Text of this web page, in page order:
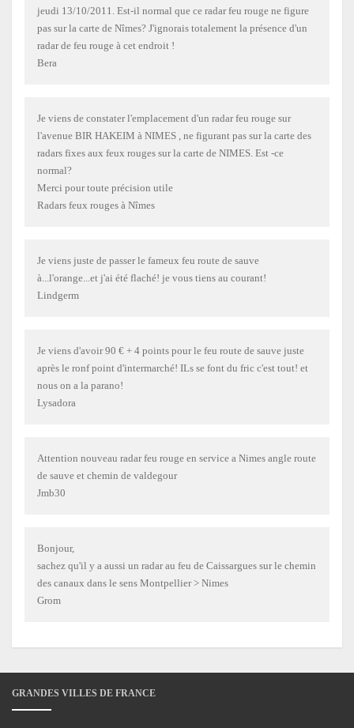
jeudi 13/10/2011. Est-il normal que ce radar feu rouge ne figure
pas sur la carte de Nîmes? J'ignorais totalement la présence d'un
radar de feu rouge à cet endroit !
Bera
Je viens de constater l'emplacement d'un radar feu rouge sur
l'avenue BIR HAKEIM à NIMES , ne figurant pas sur la carte des
radars fixes aux feux rouges sur la carte de NIMES. Est -ce
normal?
Merci pour toute précision utile
Radars feux rouges à Nîmes
Je viens juste de passer le fameux feu route de sauve
à...l'orange...et j'ai été flaché! je vous tiens au courant!
Lindgerm
Je viens d'avoir 90 € + 4 points pour le feu route de sauve juste
après le ronf point d'intermarché! ILs se font du fric c'est tout! et
nous on a la parano!
Lysadora
Attention nouveau radar feu rouge en service a Nimes angle route
de sauve et chemin de valdegour
Jmb30
Bonjour,
sachez qu'il y a aussi un radar au feu de Caissargues sur le chemin
des canaux dans le sens Montpellier > Nimes
Grom
GRANDES VILLES DE FRANCE